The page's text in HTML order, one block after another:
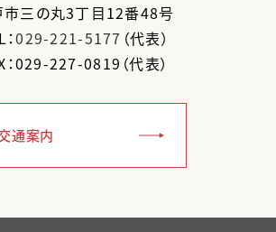
三の丸3丁目12番48号
029-221-5177 （代表）
：029-227-0819（代表）
通案内